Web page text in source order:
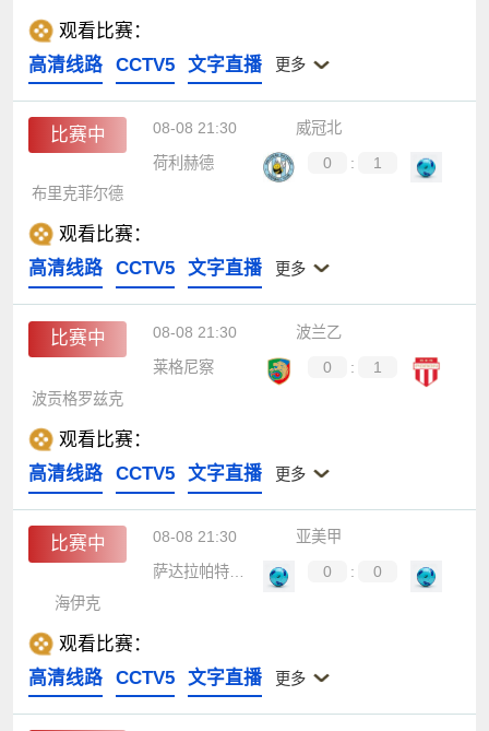
观看比赛：
高清线路
CCTV5 文字直播 更多
比赛中 08-08 21:30
威冠北
荷利赫德
0 :
1
布里克菲尔德
观看比赛：
高清线路
CCTV5 文字直播 更多
比赛中 08-08 21:30
波兰乙
莱格尼察
0 :
1
波贡格罗兹克
观看比赛：
高清线路
CCTV5 文字直播 更多
比赛中 08-08 21:30
亚美甲
萨达拉帕特B队
0 :
0
海伊克
观看比赛：
高清线路
CCTV5 文字直播 更多